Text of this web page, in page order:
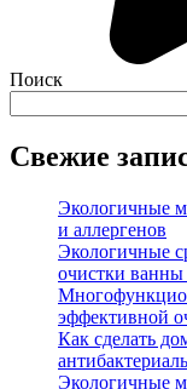
Поиск
Свежие
Экологичные
и аллергенов
Экологичные
очистки
эффективной
Как сделать
Экологичные